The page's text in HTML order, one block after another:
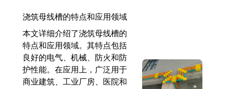
浇筑母线槽的特点和应用领域
本文详细介绍了浇筑母线槽的
特点和应用领域。其特点包括
良好的电气、机械、防火和防
护性能。在应用上，广泛用于
商业建筑、工业厂房、医院和